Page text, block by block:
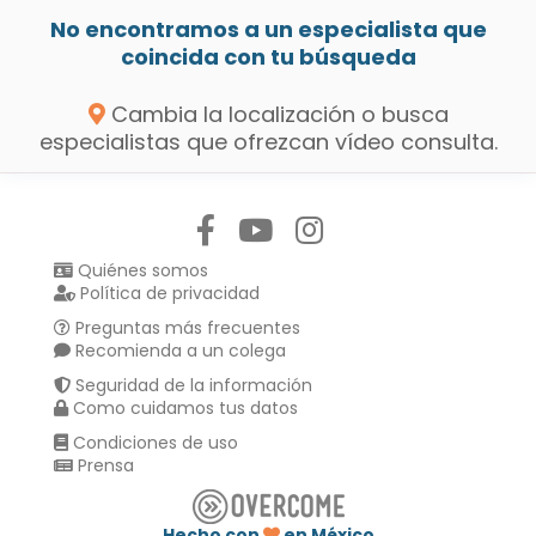
No encontramos a un especialista que
coincida con tu búsqueda
Cambia la localización o busca
especialistas que ofrezcan vídeo consulta.
Quiénes somos
Política de privacidad
Preguntas más frecuentes
Recomienda a un colega
Seguridad de la información
Como cuidamos tus datos
Condiciones de uso
Prensa